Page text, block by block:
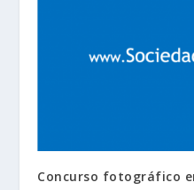
Concurso fotográfico